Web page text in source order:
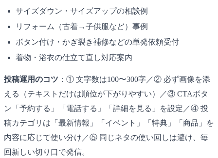
サイズダウン・サイズアップの相談例
リフォーム（古着→子供服など）事例
ボタン付け・かぎ裂き補修などの単発依頼受付
着物・浴衣の仕立て直し対応案内
投稿運用のコツ ：① 文字数は100〜300字／② 必ず画像を添
える（テキストだけは順位が下がりやすい）／③ CTAボタ
ン「予約する」「電話する」「詳細を見る」を設定／④ 投
稿カテゴリは「最新情報」「イベント」「特典」「商品」を
内容に応じて使い分け／⑤ 同じネタの使い回しは避け、毎
回新しい切り口で発信。